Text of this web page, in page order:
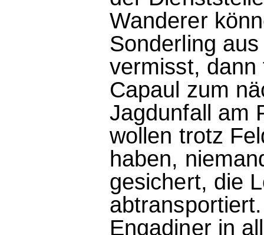
Wanderer
Sonderling
vermisst,
Capaul zum
Jagdunfall am
wollen trotz
haben,
gesichert, die
Engadiner in